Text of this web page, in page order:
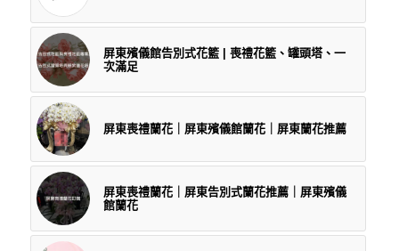
屏東殯儀館告別式花籃 | 喪禮花籃、罐頭塔、一
次滿足
屏東喪禮蘭花｜屏東殯儀館蘭花｜屏東蘭花推薦
屏東喪禮蘭花｜屏東告別式蘭花推薦｜屏東殯儀
館蘭花